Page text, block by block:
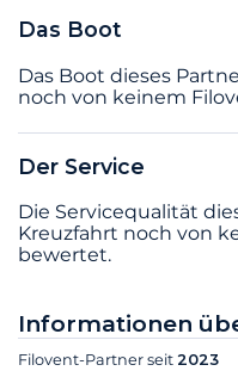
Das Boot
Das Boot dieses
noch von keinem
Der Service
Die Servicequalität
Kreuzfahrt noch von
bewertet.
Informationen
Filovent-Partner seit 2023